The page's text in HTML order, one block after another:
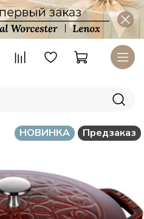
НОВИНКА Предзаказ